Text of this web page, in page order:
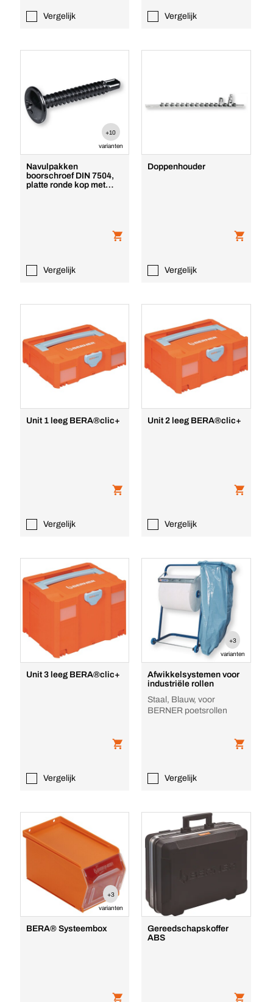
Vergelijk Vergelijk
+10
varianten
Navulpakken
boorschroef DIN 7504,
platte ronde kop met
Vergelijk
Doppenhouder
Vergelijk
Unit 1 leeg BERA®clic+
Vergelijk
Unit 2 leeg BERA®clic+
Vergelijk
Unit 3 leeg BERA®clic+
Vergelijk
+3
varianten
Afwikkelsystemen voor
industriële rollen
Staal, Blauw, voor
BERNER poetsrollen
Vergelijk
+3
varianten
BERA® Systeembox
Gereedschapskoffer
ABS